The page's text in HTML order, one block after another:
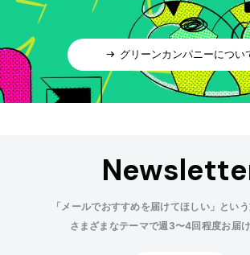
グリーンカンパニーについ
「メールでおすすめを届けてほしい」という
さまざまなテーマで週3〜4回程度お届け